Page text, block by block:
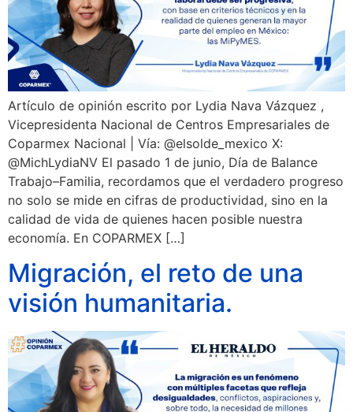
Artículo de opinión escrito por Lydia Nava Vázquez ,
Vicepresidenta Nacional de Centros Empresariales de
Coparmex Nacional | Vía: @elsolde_mexico X:
@MichLydiaNV El pasado 1 de junio, Día de Balance
Trabajo–Familia, recordamos que el verdadero progreso
no solo se mide en cifras de productividad, sino en la
calidad de vida de quienes hacen posible nuestra
economía. En COPARMEX […]
Migración, el reto de una
visión humanitaria.